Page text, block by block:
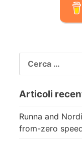
PER:
Articoli
Runna and
from-zero